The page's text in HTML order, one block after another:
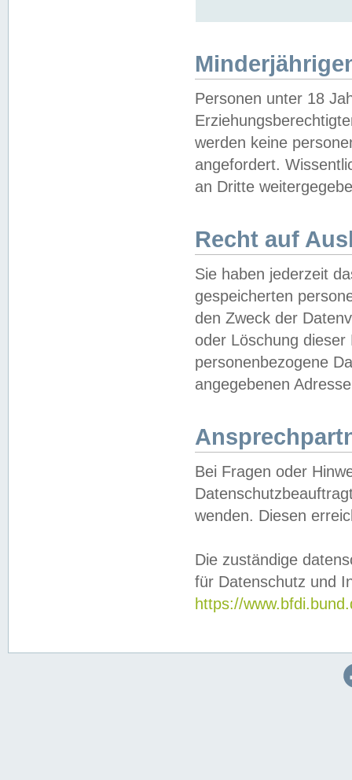
Personen unter 18
werden keine
angefordert.
an Dritte
Recht auf
Sie haben jederzeit
gespeicherten
den Zweck der
oder Löschung
personenbezogene
angegebenen
Bei Fragen oder
wenden. Diesen
Die zuständige
für Datenschutz und
https://